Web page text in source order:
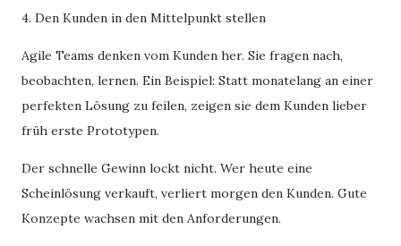
4. Den Kunden in den Mittelpunkt stellen
Agile Teams denken vom Kunden her. Sie fragen nach,
beobachten, lernen. Ein Beispiel: Statt monatelang an einer
perfekten Lösung zu feilen, zeigen sie dem Kunden lieber
früh erste Prototypen.
Der schnelle Gewinn lockt nicht. Wer heute eine
Scheinlösung verkauft, verliert morgen den Kunden. Gute
Konzepte wachsen mit den Anforderungen.